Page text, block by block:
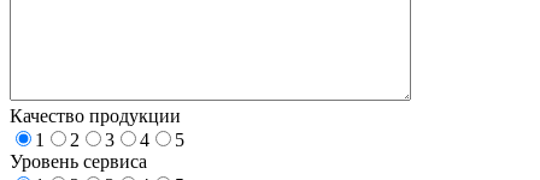
Качество продукции
1
2 3 4
5
Уровень сервиса